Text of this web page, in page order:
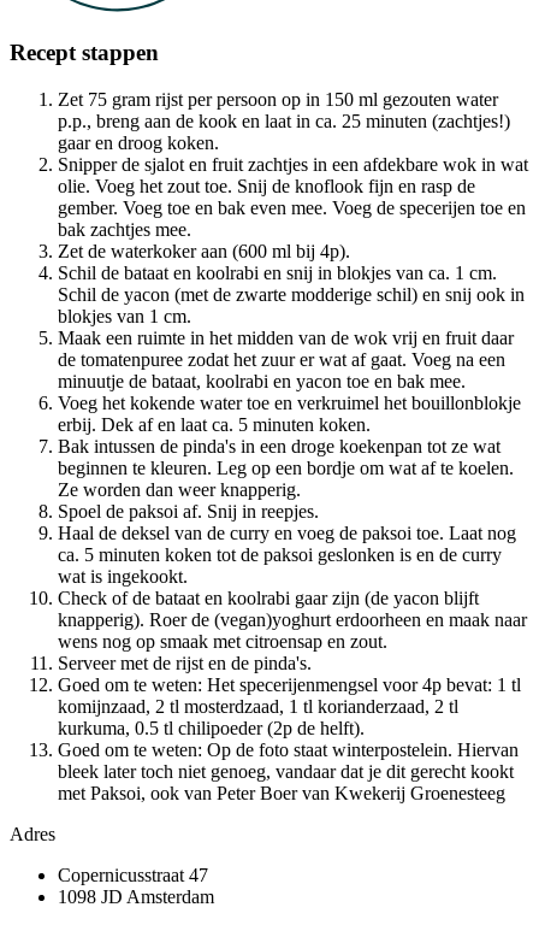
Recept stappen
Zet 75 gram rijst per persoon op in 150 ml gezouten water
p.p., breng aan de kook en laat in ca. 25 minuten (zachtjes!)
gaar en droog koken.
Snipper de sjalot en fruit zachtjes in een afdekbare wok in wat
olie. Voeg het zout toe. Snij de knoflook fijn en rasp de
gember. Voeg toe en bak even mee. Voeg de specerijen toe en
bak zachtjes mee.
Zet de waterkoker aan (600 ml bij 4p).
Schil de bataat en koolrabi en snij in blokjes van ca. 1 cm.
Schil de yacon (met de zwarte modderige schil) en snij ook in
blokjes van 1 cm.
Maak een ruimte in het midden van de wok vrij en fruit daar
de tomatenpuree zodat het zuur er wat af gaat. Voeg na een
minuutje de bataat, koolrabi en yacon toe en bak mee.
Voeg het kokende water toe en verkruimel het bouillonblokje
erbij. Dek af en laat ca. 5 minuten koken.
Bak intussen de pinda's in een droge koekenpan tot ze wat
beginnen te kleuren. Leg op een bordje om wat af te koelen.
Ze worden dan weer knapperig.
Spoel de paksoi af. Snij in reepjes.
Haal de deksel van de curry en voeg de paksoi toe. Laat nog
ca. 5 minuten koken tot de paksoi geslonken is en de curry
wat is ingekookt.
Check of de bataat en koolrabi gaar zijn (de yacon blijft
knapperig). Roer de (vegan)yoghurt erdoorheen en maak naar
wens nog op smaak met citroensap en zout.
Serveer met de rijst en de pinda's.
Goed om te weten: Het specerijenmengsel voor 4p bevat: 1 tl
komijnzaad, 2 tl mosterdzaad, 1 tl korianderzaad, 2 tl
kurkuma, 0.5 tl chilipoeder (2p de helft).
Goed om te weten: Op de foto staat winterpostelein. Hiervan
bleek later toch niet genoeg, vandaar dat je dit gerecht kookt
met Paksoi, ook van Peter Boer van Kwekerij Groenesteeg
Adres
Copernicusstraat 47
1098 JD Amsterdam